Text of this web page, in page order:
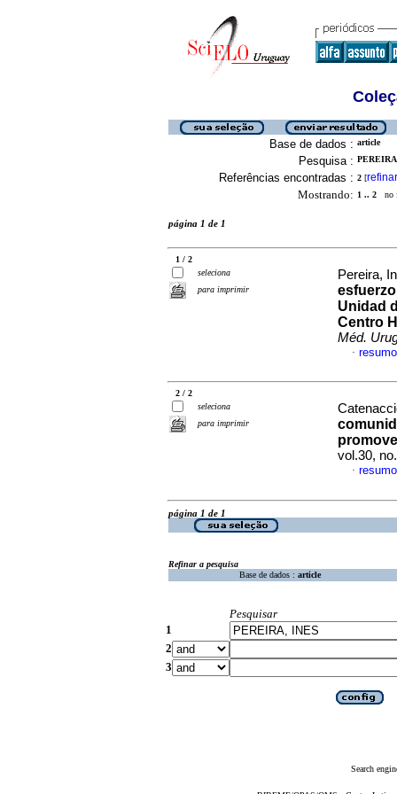
Base de dados : article
Pesquisa :
Referências encontradas : 2 [refinar
Mostrando: 1 .. 2 no
página 1 de 1
1 / 2
seleciona
para imprimir
Pereira,
Unidad
Centro
Méd.
·
2 / 2
seleciona
para imprimir
vol.30,
·
página 1 de 1
Refinar a pesquisa
Base de dados : article
Pesquisar
1
2
3
Search